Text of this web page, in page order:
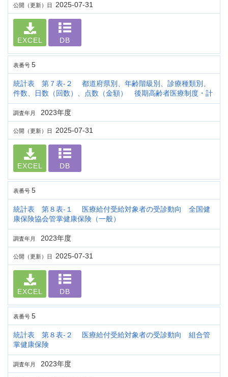
公開（更新）日 2025-07-31
EXCEL DB
表番号 5
統計表 第７表-２ 都道府県別、年齢階級別、診療種類別、
件数、日数（回数）、点数（金額） 後期高齢者医療制度・計
調査年月 2023年度
公開（更新）日 2025-07-31
EXCEL DB
表番号 5
統計表 第８表-１ 医療給付受給対象者の受診動向 全国健
康保険協会管掌健康保険（一般）
調査年月 2023年度
公開（更新）日 2025-07-31
EXCEL DB
表番号 5
統計表 第８表-２ 医療給付受給対象者の受診動向 組合管
掌健康保険
調査年月 2023年度